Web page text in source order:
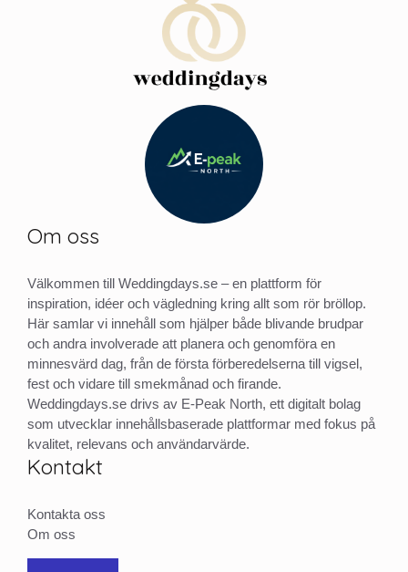
Om oss
Välkommen till Weddingdays.se – en plattform för
inspiration, idéer och vägledning kring allt som rör bröllop.
Här samlar vi innehåll som hjälper både blivande brudpar
och andra involverade att planera och genomföra en
minnesvärd dag, från de första förberedelserna till vigsel,
fest och vidare till smekmånad och firande.
Weddingdays.se drivs av E-Peak North, ett digitalt bolag
som utvecklar innehållsbaserade plattformar med fokus på
kvalitet, relevans och användarvärde.
Kontakt
Kontakta oss
Om oss